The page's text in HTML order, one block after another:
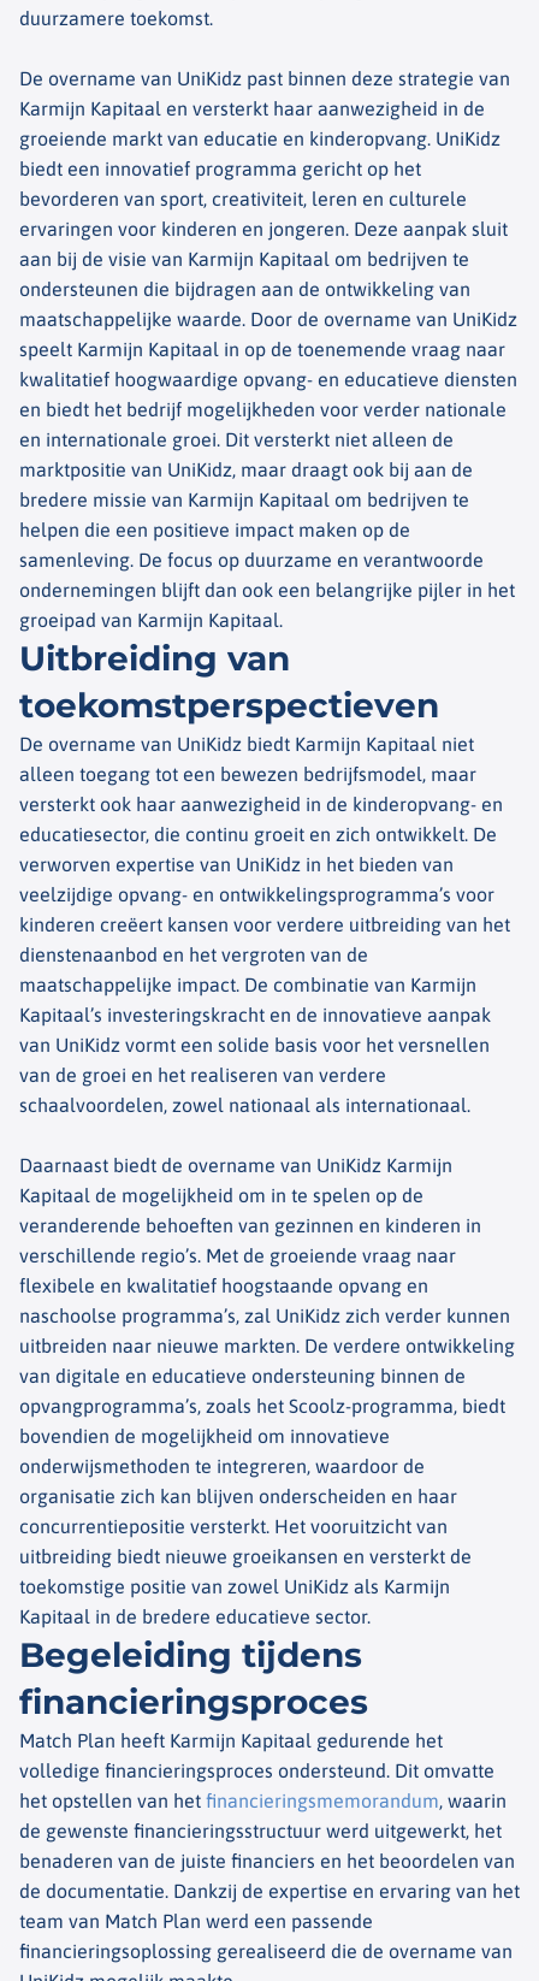
duurzamere toekomst.
De overname van UniKidz past binnen deze strategie van
Karmijn Kapitaal en versterkt haar aanwezigheid in de
groeiende markt van educatie en kinderopvang. UniKidz
biedt een innovatief programma gericht op het
bevorderen van sport, creativiteit, leren en culturele
ervaringen voor kinderen en jongeren. Deze aanpak sluit
aan bij de visie van Karmijn Kapitaal om bedrijven te
ondersteunen die bijdragen aan de ontwikkeling van
maatschappelijke waarde. Door de overname van UniKidz
speelt Karmijn Kapitaal in op de toenemende vraag naar
kwalitatief hoogwaardige opvang- en educatieve diensten
en biedt het bedrijf mogelijkheden voor verder nationale
en internationale groei. Dit versterkt niet alleen de
marktpositie van UniKidz, maar draagt ook bij aan de
bredere missie van Karmijn Kapitaal om bedrijven te
helpen die een positieve impact maken op de
samenleving. De focus op duurzame en verantwoorde
ondernemingen blijft dan ook een belangrijke pijler in het
groeipad van Karmijn Kapitaal.
Uitbreiding van
toekomstperspectieven
De overname van UniKidz biedt Karmijn Kapitaal niet
alleen toegang tot een bewezen bedrijfsmodel, maar
versterkt ook haar aanwezigheid in de kinderopvang- en
educatiesector, die continu groeit en zich ontwikkelt. De
verworven expertise van UniKidz in het bieden van
veelzijdige opvang- en ontwikkelingsprogramma’s voor
kinderen creëert kansen voor verdere uitbreiding van het
dienstenaanbod en het vergroten van de
maatschappelijke impact. De combinatie van Karmijn
Kapitaal’s investeringskracht en de innovatieve aanpak
van UniKidz vormt een solide basis voor het versnellen
van de groei en het realiseren van verdere
schaalvoordelen, zowel nationaal als internationaal.
Daarnaast biedt de overname van UniKidz Karmijn
Kapitaal de mogelijkheid om in te spelen op de
veranderende behoeften van gezinnen en kinderen in
verschillende regio’s. Met de groeiende vraag naar
flexibele en kwalitatief hoogstaande opvang en
naschoolse programma’s, zal UniKidz zich verder kunnen
uitbreiden naar nieuwe markten. De verdere ontwikkeling
van digitale en educatieve ondersteuning binnen de
opvangprogramma’s, zoals het Scoolz-programma, biedt
bovendien de mogelijkheid om innovatieve
onderwijsmethoden te integreren, waardoor de
organisatie zich kan blijven onderscheiden en haar
concurrentiepositie versterkt. Het vooruitzicht van
uitbreiding biedt nieuwe groeikansen en versterkt de
toekomstige positie van zowel UniKidz als Karmijn
Kapitaal in de bredere educatieve sector.
Begeleiding tijdens
financieringsproces
Match Plan heeft Karmijn Kapitaal gedurende het
volledige financieringsproces ondersteund. Dit omvatte
het opstellen van het financieringsmemorandum, waarin
de gewenste financieringsstructuur werd uitgewerkt, het
benaderen van de juiste financiers en het beoordelen van
de documentatie. Dankzij de expertise en ervaring van het
team van Match Plan werd een passende
financieringsoplossing gerealiseerd die de overname van